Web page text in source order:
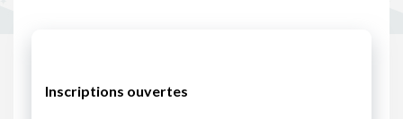
Inscriptions ouvertes